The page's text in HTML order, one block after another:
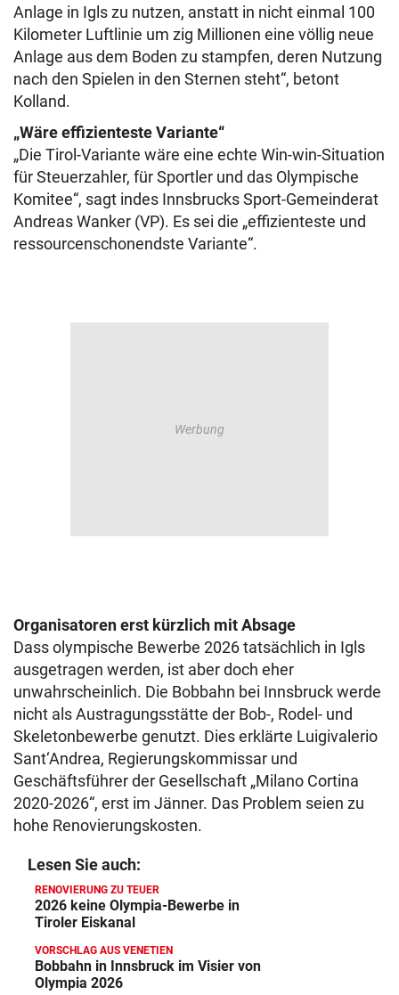
Anlage in Igls zu nutzen, anstatt in nicht einmal 100
Kilometer Luftlinie um zig Millionen eine völlig neue
Anlage aus dem Boden zu stampfen, deren Nutzung
nach den Spielen in den Sternen steht“, betont
Kolland.
„Wäre effizienteste Variante“
„Die Tirol-Variante wäre eine echte Win-win-Situation
für Steuerzahler, für Sportler und das Olympische
Komitee“, sagt indes Innsbrucks Sport-Gemeinderat
Andreas Wanker (VP). Es sei die „effizienteste und
ressourcenschonendste Variante“.
Organisatoren erst kürzlich mit Absage
Dass olympische Bewerbe 2026 tatsächlich in Igls
ausgetragen werden, ist aber doch eher
unwahrscheinlich. Die Bobbahn bei Innsbruck werde
nicht als Austragungsstätte der Bob-, Rodel- und
Skeletonbewerbe genutzt. Dies erklärte Luigivalerio
Sant‘Andrea, Regierungskommissar und
Geschäftsführer der Gesellschaft „Milano Cortina
2020-2026“, erst im Jänner. Das Problem seien zu
hohe Renovierungskosten.
Lesen Sie auch:
RENOVIERUNG ZU TEUER
2026 keine Olympia-Bewerbe in
Tiroler Eiskanal
VORSCHLAG AUS VENETIEN
Bobbahn in Innsbruck im Visier von
Olympia 2026